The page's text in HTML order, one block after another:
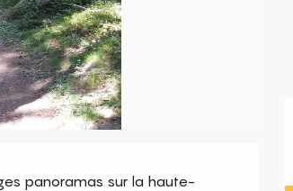
panoramas sur la haute-